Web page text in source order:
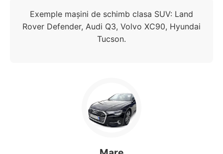
Exemple mașini de schimb clasa SUV: Land
Rover Defender, Audi Q3, Volvo XC90, Hyundai
Tucson.